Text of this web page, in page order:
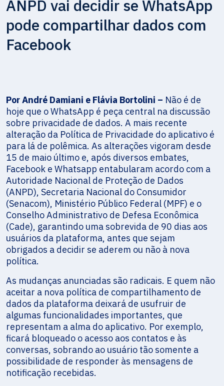
ANPD vai decidir se WhatsApp
pode compartilhar dados com
Facebook
Por André Damiani e Flávia Bortolini – Não é de
hoje que o WhatsApp é peça central na discussão
sobre privacidade de dados. A mais recente
alteração da Política de Privacidade do aplicativo é
para lá de polêmica. As alterações vigoram desde
15 de maio último e, após diversos embates,
Facebook e Whatsapp entabularam acordo com a
Autoridade Nacional de Proteção de Dados
(ANPD), Secretaria Nacional do Consumidor
(Senacom), Ministério Público Federal (MPF) e o
Conselho Administrativo de Defesa Econômica
(Cade), garantindo uma sobrevida de 90 dias aos
usuários da plataforma, antes que sejam
obrigados a decidir se aderem ou não à nova
política.
As mudanças anunciadas são radicais. E quem não
aceitar a nova política de compartilhamento de
dados da plataforma deixará de usufruir de
algumas funcionalidades importantes, que
representam a alma do aplicativo. Por exemplo,
ficará bloqueado o acesso aos contatos e às
conversas, sobrando ao usuário tão somente a
possibilidade de responder às mensagens de
notificação recebidas.